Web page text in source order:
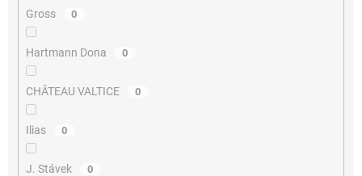
Gross 0
Hartmann Dona 0
CHÂTEAU VALTICE 0
Ilias 0
J. Stávek 0